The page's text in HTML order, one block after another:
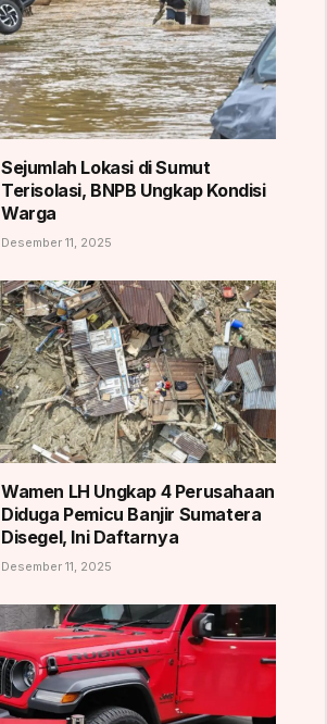
Sejumlah Lokasi di Sumut
Terisolasi, BNPB Ungkap Kondisi
Warga
Desember 11, 2025
Wamen LH Ungkap 4 Perusahaan
Diduga Pemicu Banjir Sumatera
Disegel, Ini Daftarnya
Desember 11, 2025